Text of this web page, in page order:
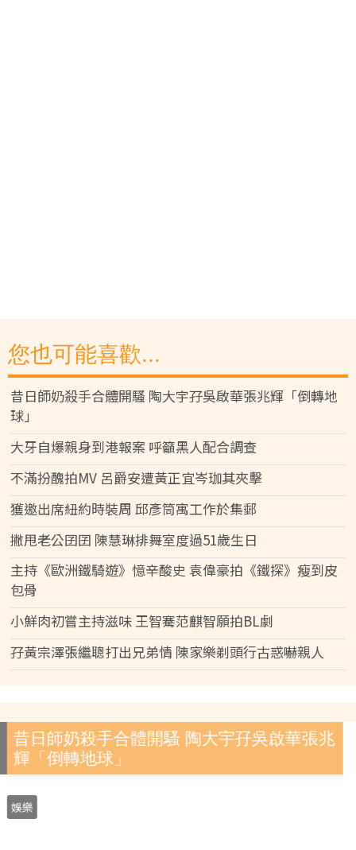
您也可能喜歡...
昔日師奶殺手合體開騷 陶大宇孖吳啟華張兆輝「倒轉地
球」
大牙自爆親身到港報案 呼籲黑人配合調查
不滿扮醜拍MV 呂爵安遭黃正宜岑珈其夾擊
獲邀出席紐約時裝周 邱彥筒寓工作於集郵
撇甩老公囝囝 陳慧琳排舞室度過51歲生日
主持《歐洲鐵騎遊》憶辛酸史 袁偉豪拍《鐵探》瘦到皮
包骨
小鮮肉初嘗主持滋味 王智騫范麒智願拍BL劇
孖黃宗澤張繼聰打出兄弟情 陳家樂剃頭行古惑嚇親人